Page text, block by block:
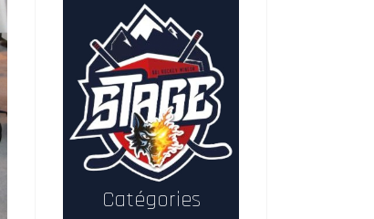
Catégories